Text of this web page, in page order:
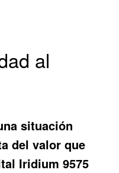
al
situación
del valor que
Iridium 9575